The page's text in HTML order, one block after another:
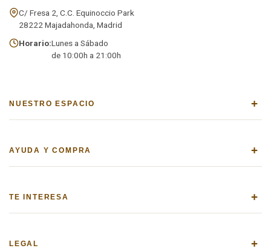
C/ Fresa 2, C.C. Equinoccio Park
28222 Majadahonda, Madrid
Horario:Lunes a Sábado
de 10:00h a 21:00h
NUESTRO ESPACIO +
AYUDA Y COMPRA +
TE INTERESA +
LEGAL +